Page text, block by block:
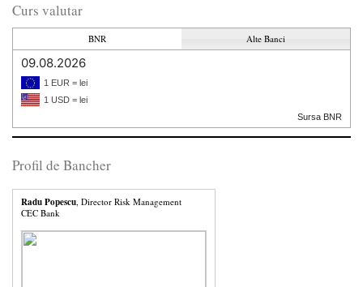
Curs valutar
BNR Alte Banci
09.08.2026
1 EUR = lei
1 USD = lei
Sursa BNR
Profil de Bancher
Radu Popescu, Director Risk Management
CEC Bank